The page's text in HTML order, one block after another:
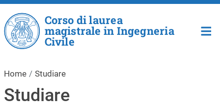
Salta al contenuto principale
Corso di laurea
magistrale in Ingegneria
Civile
Home Studiare
Studiare